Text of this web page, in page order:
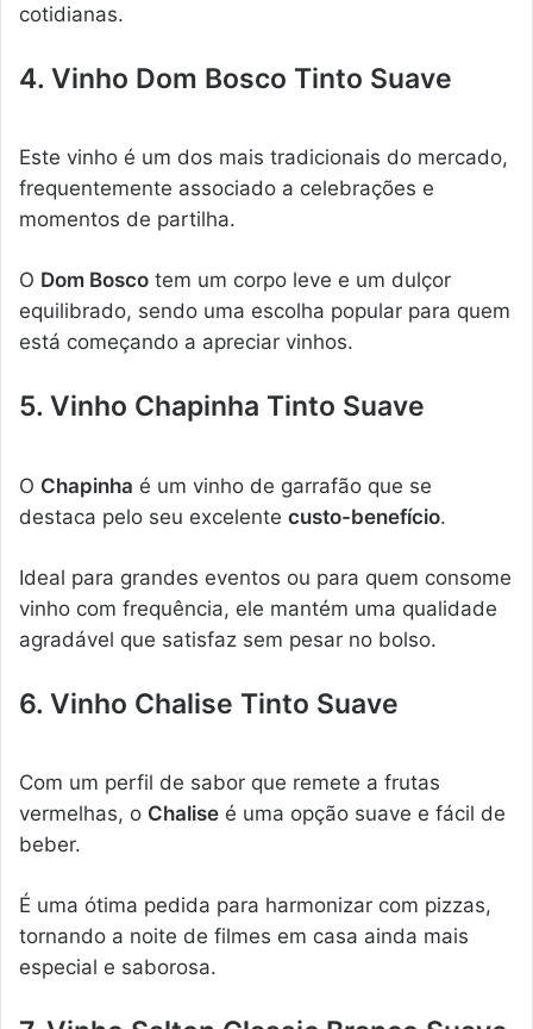
cotidianas.
4. Vinho Dom Bosco Tinto Suave
Este vinho é um dos mais tradicionais do mercado,
frequentemente associado a celebrações e
momentos de partilha.
O Dom Bosco tem um corpo leve e um dulçor
equilibrado, sendo uma escolha popular para quem
está começando a apreciar vinhos.
5. Vinho Chapinha Tinto Suave
O Chapinha é um vinho de garrafão que se
destaca pelo seu excelente custo-benefício.
Ideal para grandes eventos ou para quem consome
vinho com frequência, ele mantém uma qualidade
agradável que satisfaz sem pesar no bolso.
6. Vinho Chalise Tinto Suave
Com um perfil de sabor que remete a frutas
vermelhas, o Chalise é uma opção suave e fácil de
beber.
É uma ótima pedida para harmonizar com pizzas,
tornando a noite de filmes em casa ainda mais
especial e saborosa.